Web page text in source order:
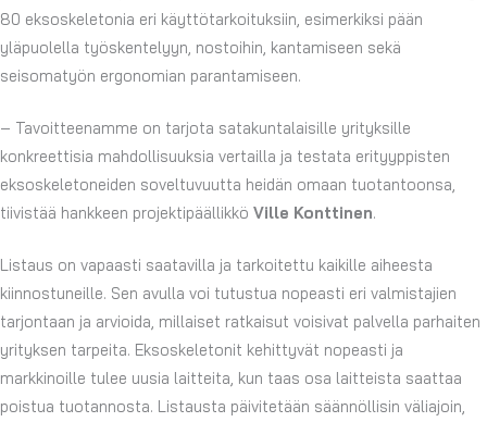
80 eksoskeletonia eri käyttötarkoituksiin, esimerkiksi pään
yläpuolella työskentelyyn, nostoihin, kantamiseen sekä
seisomatyön ergonomian parantamiseen.
– Tavoitteenamme on tarjota satakuntalaisille yrityksille
konkreettisia mahdollisuuksia vertailla ja testata erityyppisten
eksoskeletoneiden soveltuvuutta heidän omaan tuotantoonsa,
tiivistää hankkeen projektipäällikkö Ville Konttinen.
Listaus on vapaasti saatavilla ja tarkoitettu kaikille aiheesta
kiinnostuneille. Sen avulla voi tutustua nopeasti eri valmistajien
tarjontaan ja arvioida, millaiset ratkaisut voisivat palvella parhaiten
yrityksen tarpeita. Eksoskeletonit kehittyvät nopeasti ja
markkinoille tulee uusia laitteita, kun taas osa laitteista saattaa
poistua tuotannosta. Listausta päivitetään säännöllisin väliajoin,